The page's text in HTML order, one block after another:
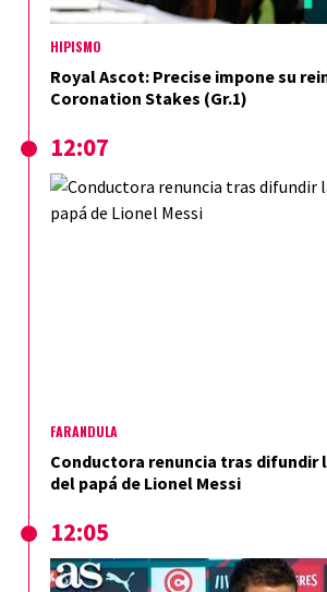
HIPISMO
Royal Ascot: Precise impone su
Coronation Stakes (Gr.1)
12:07
FARÁNDULA
Conductora renuncia tras difundir
del papá de Lionel Messi
12:05